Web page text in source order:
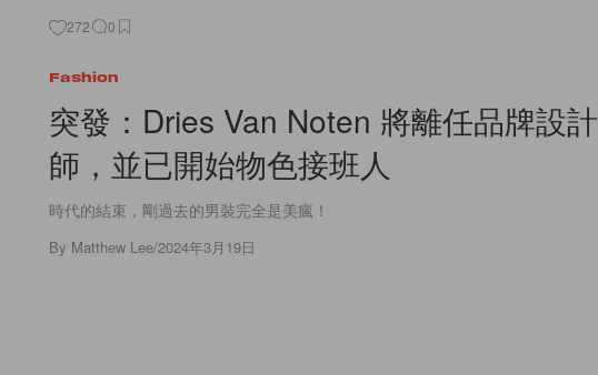
272 0
Fashion
突發：Dries Van Noten 將離任品牌設計
師，並已開始物色接班人
時代的結束，剛過去的男裝完全是美瘋！
By Matthew Lee/2024年3月19日